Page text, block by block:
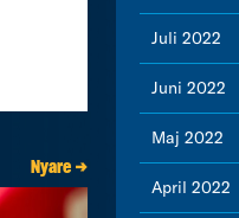
Nyare →
Juli 2022
Juni 2022
Maj 2022
April 2022